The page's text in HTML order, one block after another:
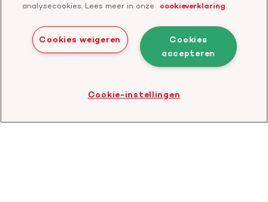
Bezoek
onze
LinkedIn
Privacyverklaring
Bezoek
analysecookies. Lees meer in onze
cookieverklaring
Cookies
accepteren
Cookies weigeren
Cookie-instellingen